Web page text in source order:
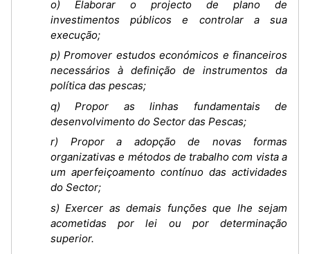
o) Elaborar o projecto de plano de
investimentos públicos e controlar a sua
execução;
p) Promover estudos económicos e financeiros
necessários à definição de instrumentos da
política das pescas;
q) Propor as linhas fundamentais de
desenvolvimento do Sector das Pescas;
r) Propor a adopção de novas formas
organizativas e métodos de trabalho com vista a
um aperfeiçoamento contínuo das actividades
do Sector;
s) Exercer as demais funções que lhe sejam
acometidas por lei ou por determinação
superior.